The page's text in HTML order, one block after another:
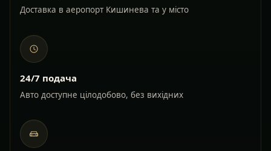
Доставка в аеропорт Кишинева та у місто
24/7 подача
Авто доступне цілодобово, без вихідних